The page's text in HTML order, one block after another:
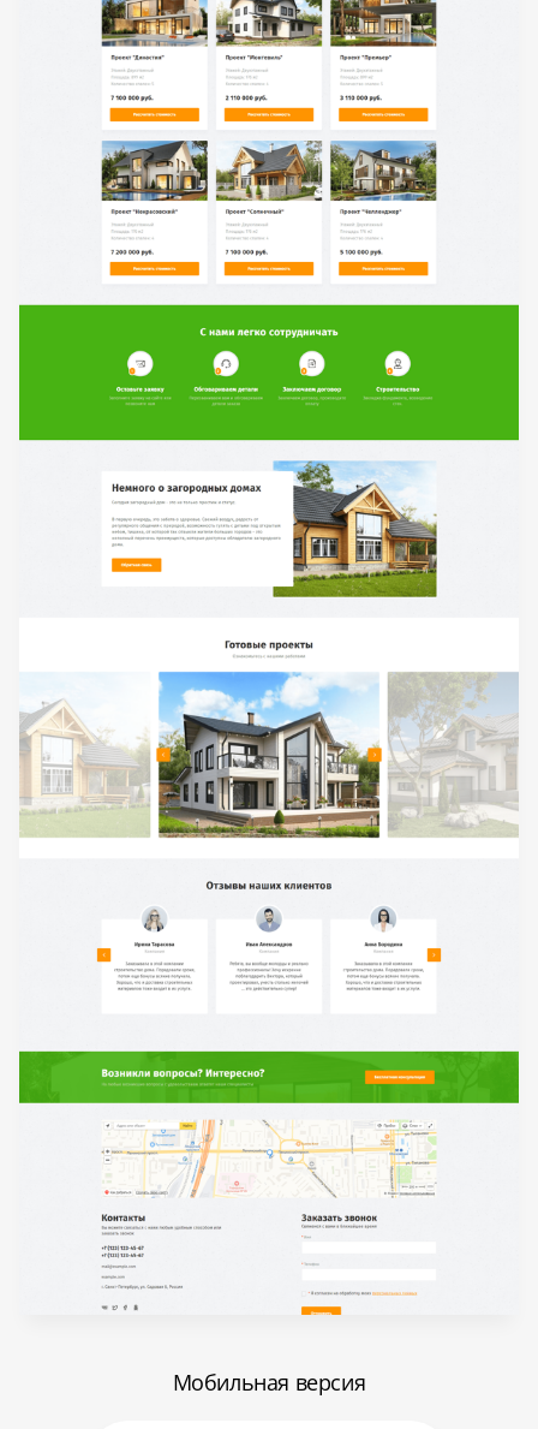
Мобильная версия